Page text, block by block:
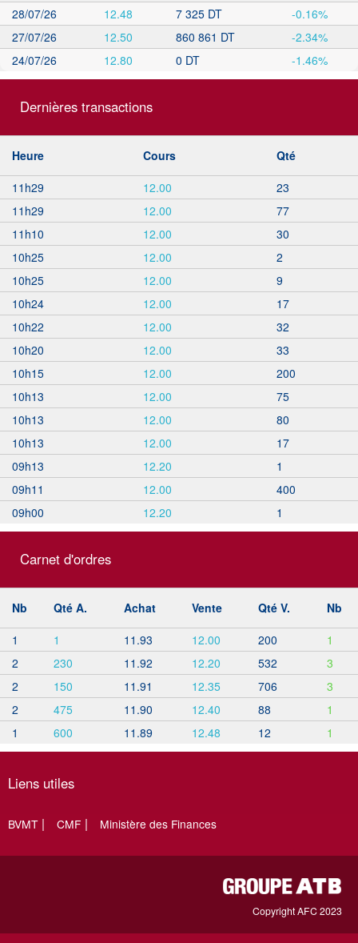
28/07/26
12.48 7 325 DT
-0.16%
27/07/26
12.50 860 861 DT
-2.34%
24/07/26
12.80 0 DT -1.46%
Dernières transactions
Heure Cours
Qté
11h29
12.00
23
11h29
12.00
77
11h10
12.00
30
10h25
12.00
2
10h25
12.00
9
10h24
12.00
17
10h22
12.00
32
10h20
12.00
33
10h15
12.00
200
10h13
12.00
75
10h13
12.00
80
10h13
12.00
17
09h13
12.20
1
09h11
12.00
400
09h00
12.20 1
Carnet d'ordres
Nb Qté A. Achat Vente Qté V.
Nb
1
1 11.93 12.00 200
1
2
230 11.92 12.20 532
3
2
150 11.91 12.35 706
3
2
475 11.90 12.40 88
1
1
600 11.89 12.48 12 1
Liens utiles
BVMT CMF Ministère des Finances
Copyright AFC 2023